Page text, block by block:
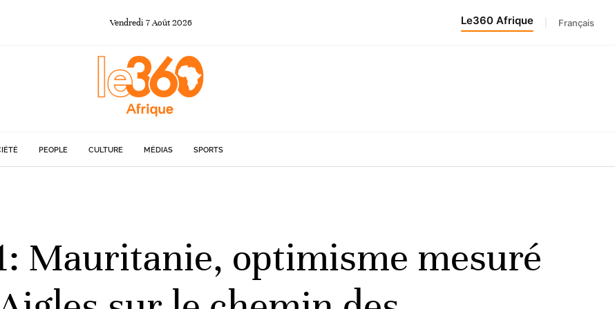
Vendredi 7Août 2026 Le360 Afrique Français
PEOPLE CULTURE MÉDIAS SPORTS
Mauritanie, optimisme mesuré